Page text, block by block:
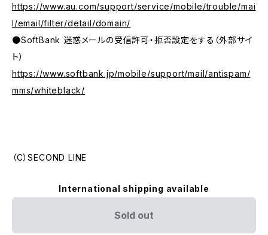
https://www.au.com/support/service/mobile/trouble/mai
l/email/filter/detail/domain/
●SoftBank 迷惑メールの受信許可・拒否設定をする（外部サイ
ト）
https://www.softbank.jp/mobile/support/mail/antispam/
mms/whiteblack/
（C）SECOND LINE
International shipping available
Sold out